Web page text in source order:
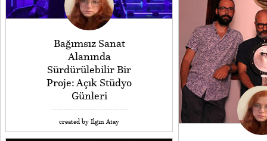
Bağımsız Sanat
Alanında
Sürdürülebilir Bir
Proje: Açık Stüdyo
Günleri
created by Ilgın Atay